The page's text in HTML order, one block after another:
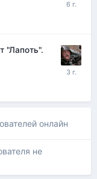
"Лапоть".
онлайн
не